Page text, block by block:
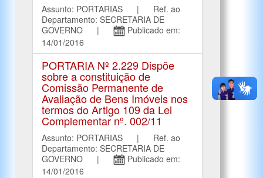
Assunto: PORTARIAS | Ref. ao
Departamento: SECRETARIA DE
GOVERNO |
Publicado em:
14/01/2016
PORTARIA Nº 2.229 Dispõe
sobre a constituição de
Comissão Permanente de
Avaliação de Bens Imóveis nos
termos do Artigo 109 da Lei
Complementar nº. 002/11
Assunto: PORTARIAS | Ref. ao
Departamento: SECRETARIA DE
GOVERNO |
Publicado em:
14/01/2016